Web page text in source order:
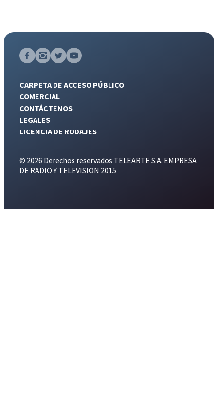
CARPETA DE ACCESO PÚBLICO
COMERCIAL
CONTÁCTENOS
LEGALES
LICENCIA DE RODAJES
© 2026 Derechos reservados TELEARTE S.A. EMPRESA
DE RADIO Y TELEVISION 2015